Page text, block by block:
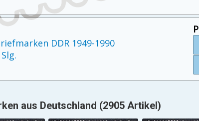
DDR 1949-1990
Slg.
aus Deutschland (2905 Artikel)